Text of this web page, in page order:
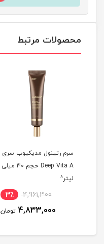
محصولات مرتبط
سرم رتینول مدیکیوب سری
Deep Vita A حجم 30 میلی
لیتر^
4,961,300 3٪
4,833,000 تومان